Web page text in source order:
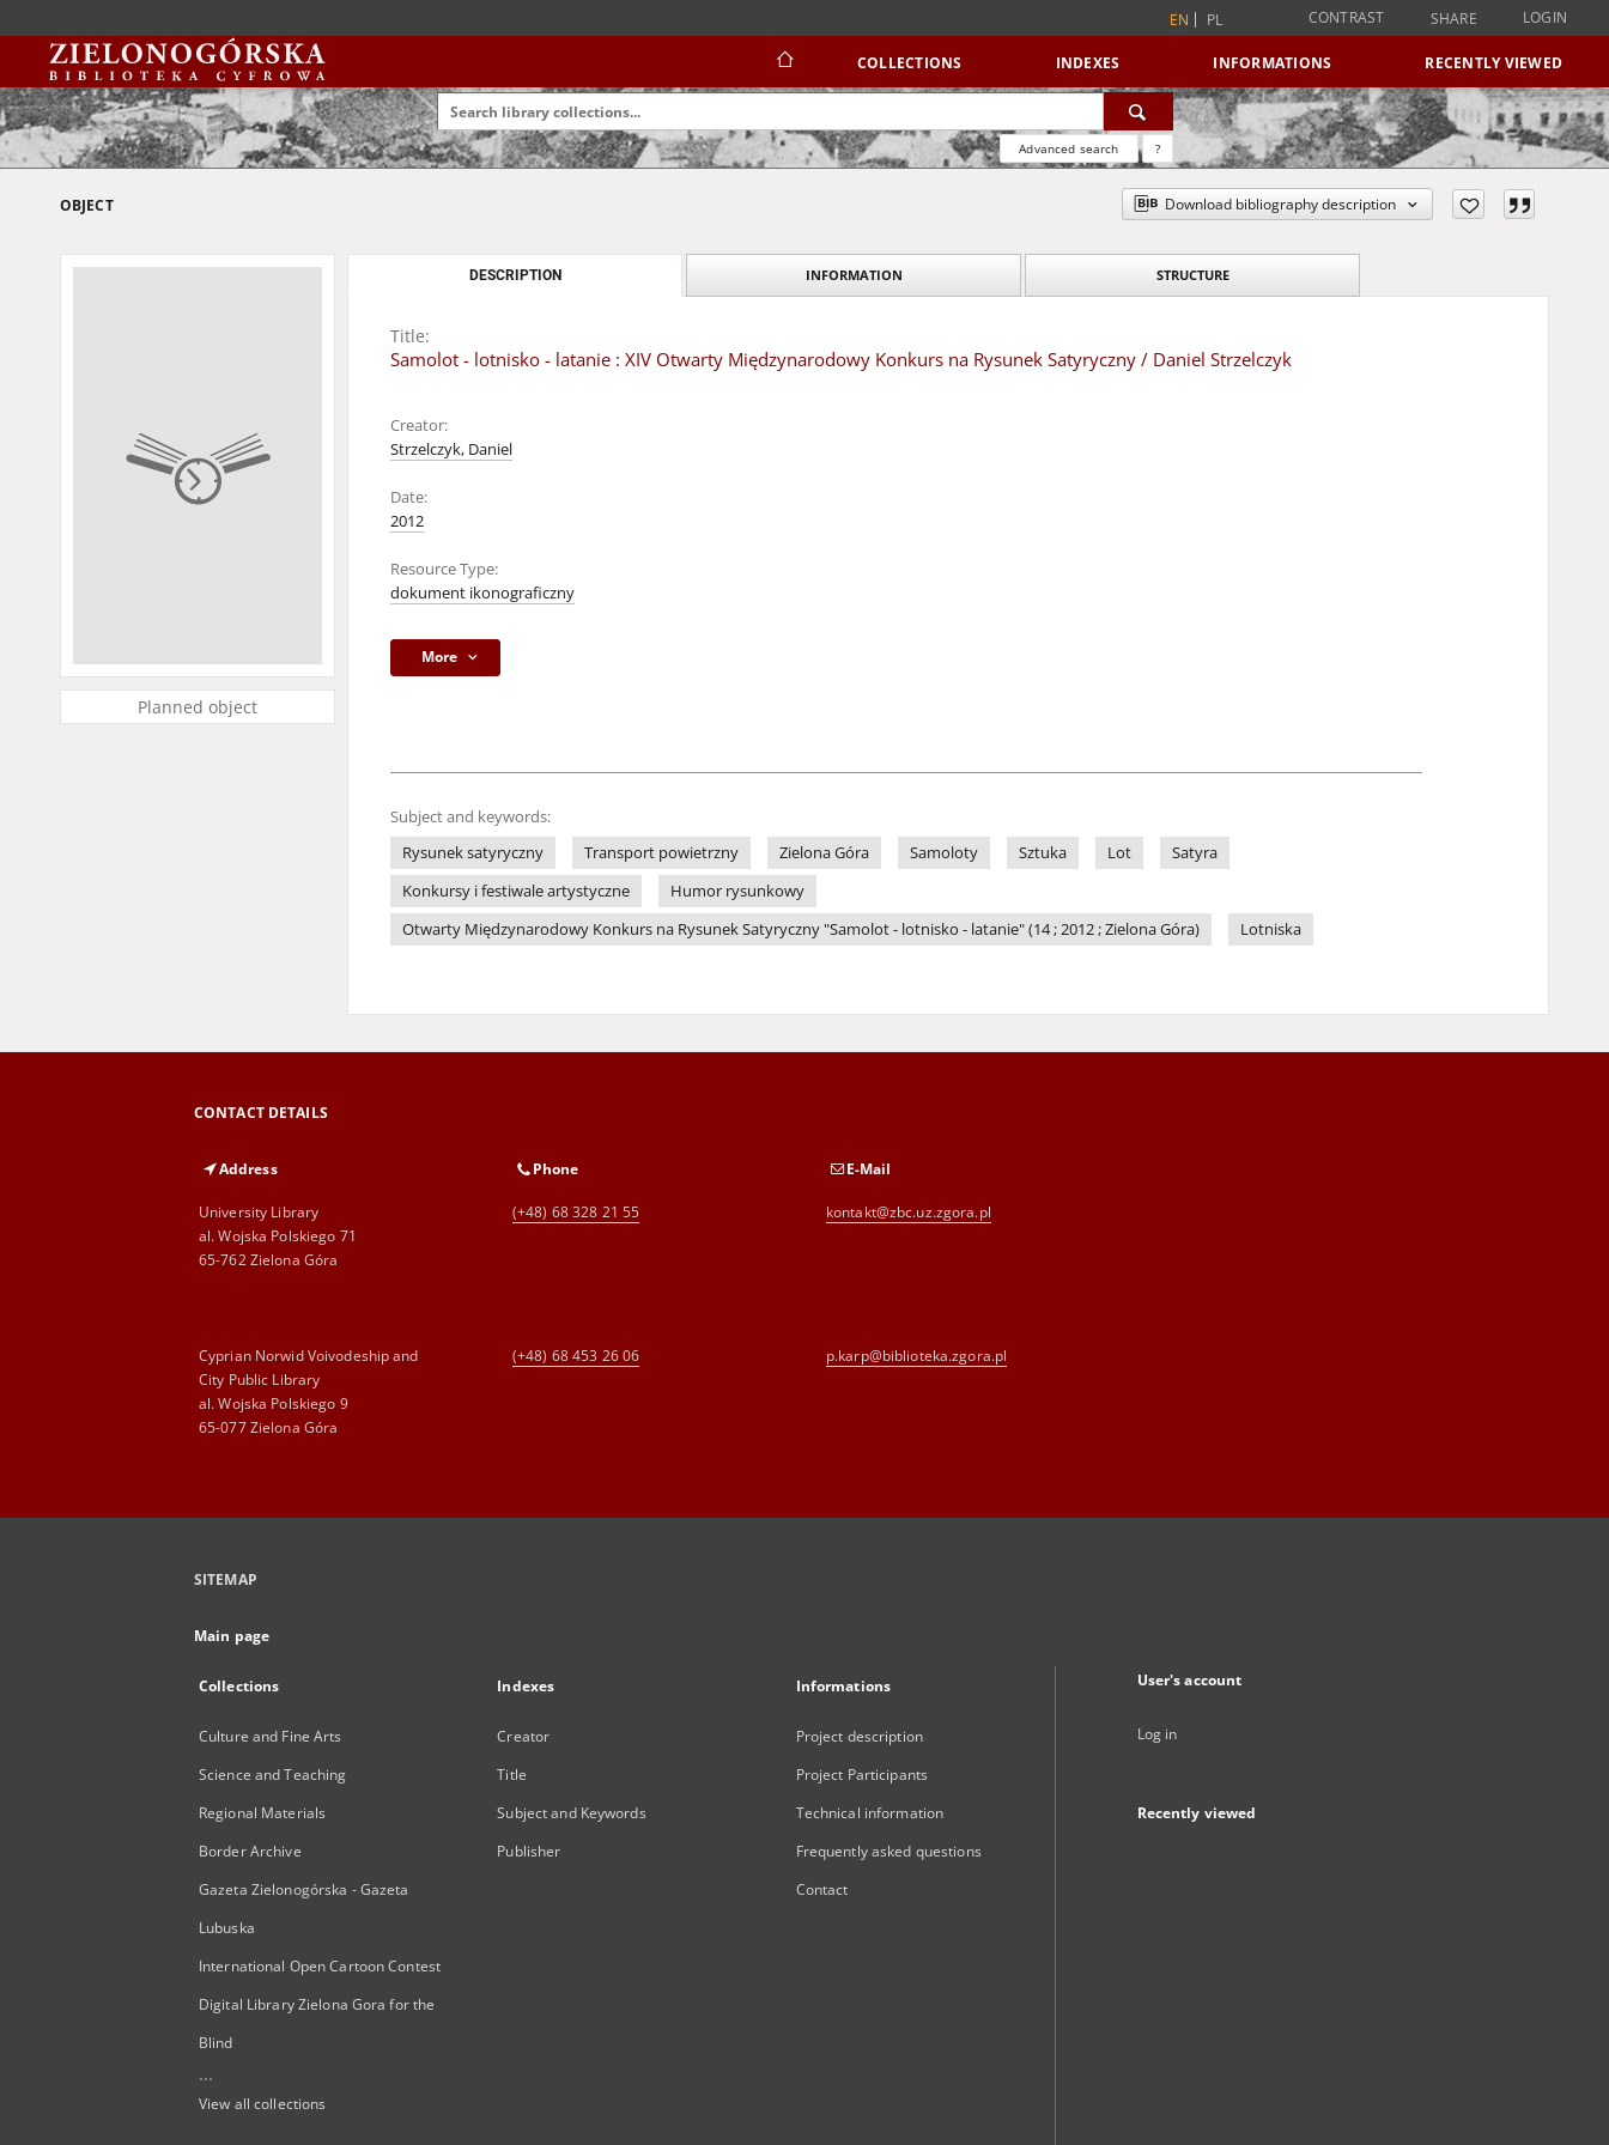
EN PL CONTRAST SHARE LOGIN
COLLECTIONS INDEXES INFORMATIONS RECENTLY VIEWED
Advanced search ?
OBJECT Download bibliography description
Planned object
DESCRIPTION INFORMATION STRUCTURE
Title:
Samolot - lotnisko - latanie : XIV Otwarty Międzynarodowy Konkurs na Rysunek Satyryczny / Daniel Strzelczyk
Creator:
Strzelczyk, Daniel
Date:
2012
Resource Type:
dokument ikonograficzny
More
Subject and keywords:
Rysunek satyryczny
Transport powietrzny Zielona Góra Samoloty Sztuka Lot
Satyra
Konkursy i festiwale artystyczne
Humor rysunkowy
Otwarty Międzynarodowy Konkurs na Rysunek Satyryczny "Samolot - lotnisko - latanie" (14 ; 2012 ; Zielona Góra)
Lotniska
CONTACT DETAILS
Address
University Library
al. Wojska Polskiego 71
65-762 Zielona Góra
Phone
(+48) 68 328 21 55
E-Mail
kontakt@zbc.uz.zgora.pl
Cyprian Norwid Voivodeship and
City Public Library
al. Wojska Polskiego 9
65-077 Zielona Góra
(+48) 68 453 26 06 p.karp@biblioteka.zgora.pl
SITEMAP
Main page
Collections
Culture and Fine Arts
Science and Teaching
Regional Materials
Border Archive
Gazeta Zielonogórska - Gazeta
Lubuska
International Open Cartoon Contest
Digital Library Zielona Gora for the
Blind
...
View all collections
Indexes
Creator
Title
Subject and Keywords
Publisher
Informations
Project description
Project Participants
Technical information
Frequently asked questions
Contact
User's account
Log in
Recently viewed